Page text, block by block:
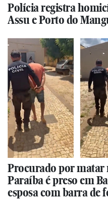
Polícia registra
Assu e Porto do
Procurado por matar
Paraíba é preso em
esposa com barra de